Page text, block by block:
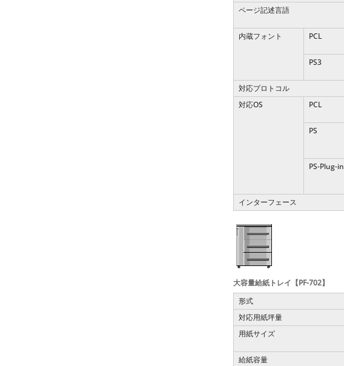
ページ記述言語
内蔵フォント
PCL
PS3
対応プロトコル
対応OS
PCL
PS
PS-Plug-in
インターフェース
大容量給紙トレイ【PF-702】
形式
対応用紙坪量
用紙サイズ
給紙容量